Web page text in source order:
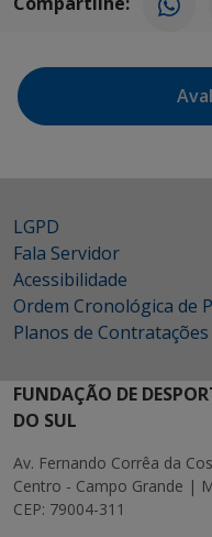
LGPD
Fala Servidor
Acessibilidade
Ordem Cronológica de
Planos de
FUNDAÇÃO DE
DO SUL
Av. Fernando Corrêa da
Centro - Campo Grande |
CEP: 79004-311